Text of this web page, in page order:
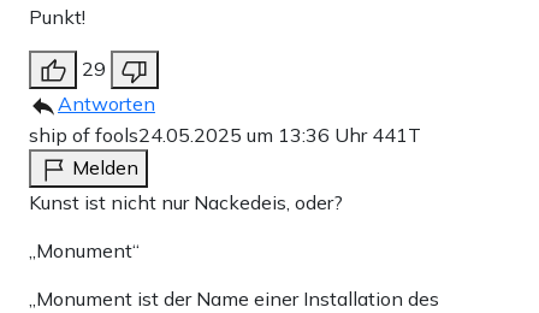
Punkt!
29
Antworten
ship of fools24.05.2025 um 13:36 Uhr 441T
Melden
Kunst ist nicht nur Nackedeis, oder?
„Monument“
„Monument ist der Name einer Installation des